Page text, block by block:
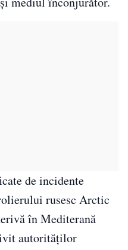
de incidente
rusesc Arctic
în Mediterană
autorităților